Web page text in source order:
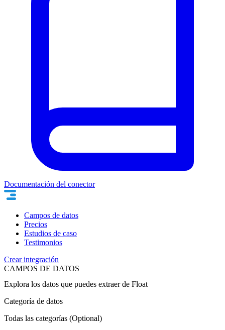
Documentación del conector
Campos de datos
Precios
Estudios de caso
Testimonios
Crear integración
CAMPOS DE DATOS
Explora los datos que puedes extraer de Float
Categoría de datos
Todas las categorías (Optional)